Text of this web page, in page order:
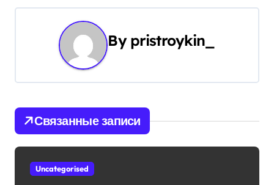
и
я
п
о
By pristroykin_
Связанные записи
Uncategorised